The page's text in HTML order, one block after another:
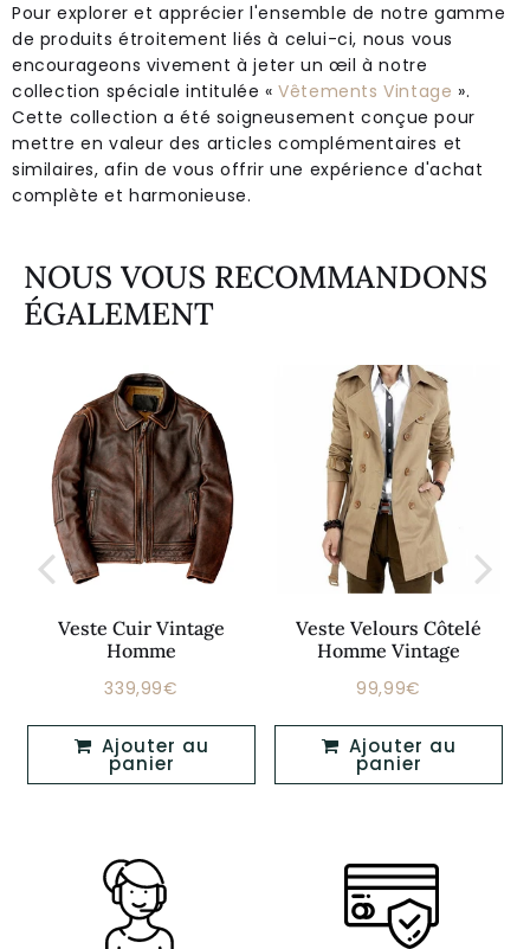
Pour explorer et apprécier l'ensemble de notre gamme
de produits étroitement liés à celui-ci, nous vous
encourageons vivement à jeter un œil à notre
collection spéciale intitulée «Vêtements Vintage ».
Cette collection a été soigneusement conçue pour
mettre en valeur des articles complémentaires et
similaires, afin de vous offrir une expérience d'achat
complète et harmonieuse.
NOUS VOUS RECOMMANDONS
ÉGALEMENT
Veste Cuir Vintage
Homme
Prix
339,99€
panier
Veste Velours Côtelé
Homme Vintage
Prix
99,99€
panier